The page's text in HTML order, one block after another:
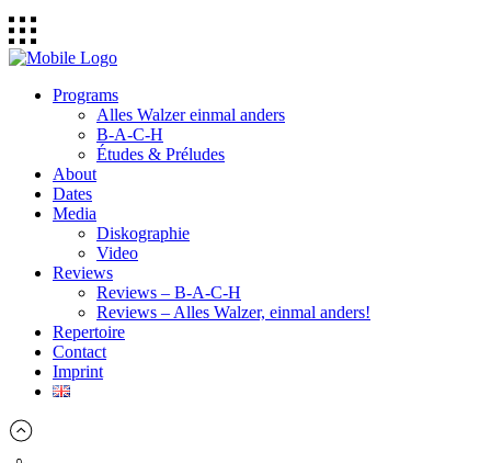
Programs
Alles Walzer einmal anders
B-A-C-H
Études & Préludes
About
Dates
Media
Diskographie
Video
Reviews
Reviews – B-A-C-H
Reviews – Alles Walzer, einmal anders!
Repertoire
Contact
Imprint